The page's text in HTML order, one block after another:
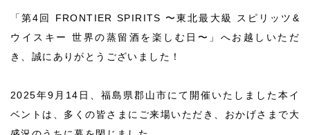
「第4回 FRONTIER SPIRITS 〜東北最大級 スピリッツ&
ウイスキー 世界の蒸留酒を楽しむ日〜」へお越しいただ
き、誠にありがとうございました！
2025年9月14日、福島県郡山市にて開催いたしました本イ
ベントは、多くの皆さまにご来場いただき、おかげさまで大